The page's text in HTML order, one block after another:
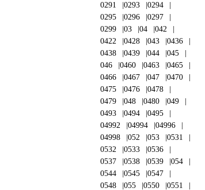
0291
0293
0294
0295
0296
0297
0299
03 04
042
0422
0428 043
0436
0438
0439 044
045
046
0460 0463
0465
0466
0467 047
0470
0475
0476
0478
0479
048 0480
049
0493
0494
0495
04992
04994
04996
04998
052 053
0531
0532
0533
0536
0537
0538 0539
054
0544
0545
0547
0548
055 0550
0551